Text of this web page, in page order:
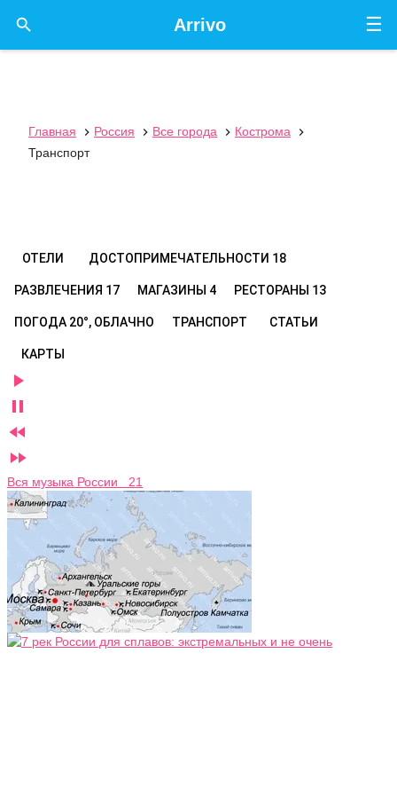
☰
Arrivo

Главная  Россия  Все города  Кострома

Транспорт
ОТЕЛИ ДОСТОПРИМЕЧАТЕЛЬНОСТИ 18
РАЗВЛЕЧЕНИЯ 17 МАГАЗИНЫ 4 РЕСТОРАНЫ 13
ПОГОДА 20°, ОБЛАЧНО ТРАНСПОРТ СТАТЬИ
КАРТЫ




Вся музыка России 21